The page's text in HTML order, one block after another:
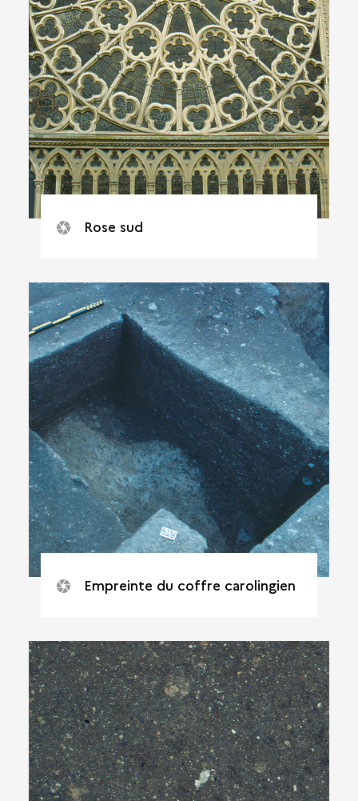
Rose sud
Empreinte du coffre carolingien